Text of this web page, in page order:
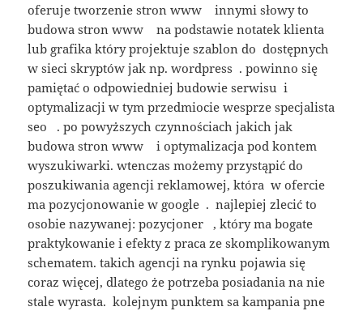
oferuje tworzenie stron www innymi słowy to
budowa stron www na podstawie notatek klienta
lub grafika który projektuje szablon do dostępnych
w sieci skryptów jak np. wordpress . powinno się
pamiętać o odpowiedniej budowie serwisu i
optymalizacji w tym przedmiocie wesprze specjalista
seo . po powyższych czynnościach jakich jak
budowa stron www i optymalizacja pod kontem
wyszukiwarki. wtenczas możemy przystąpić do
poszukiwania agencji reklamowej, która w ofercie
ma pozycjonowanie w google . najlepiej zlecić to
osobie nazywanej: pozycjoner , który ma bogate
praktykowanie i efekty z praca ze skomplikowanym
schematem. takich agencji na rynku pojawia się
coraz więcej, dlatego że potrzeba posiadania na nie
stale wyrasta. kolejnym punktem sa kampania pne